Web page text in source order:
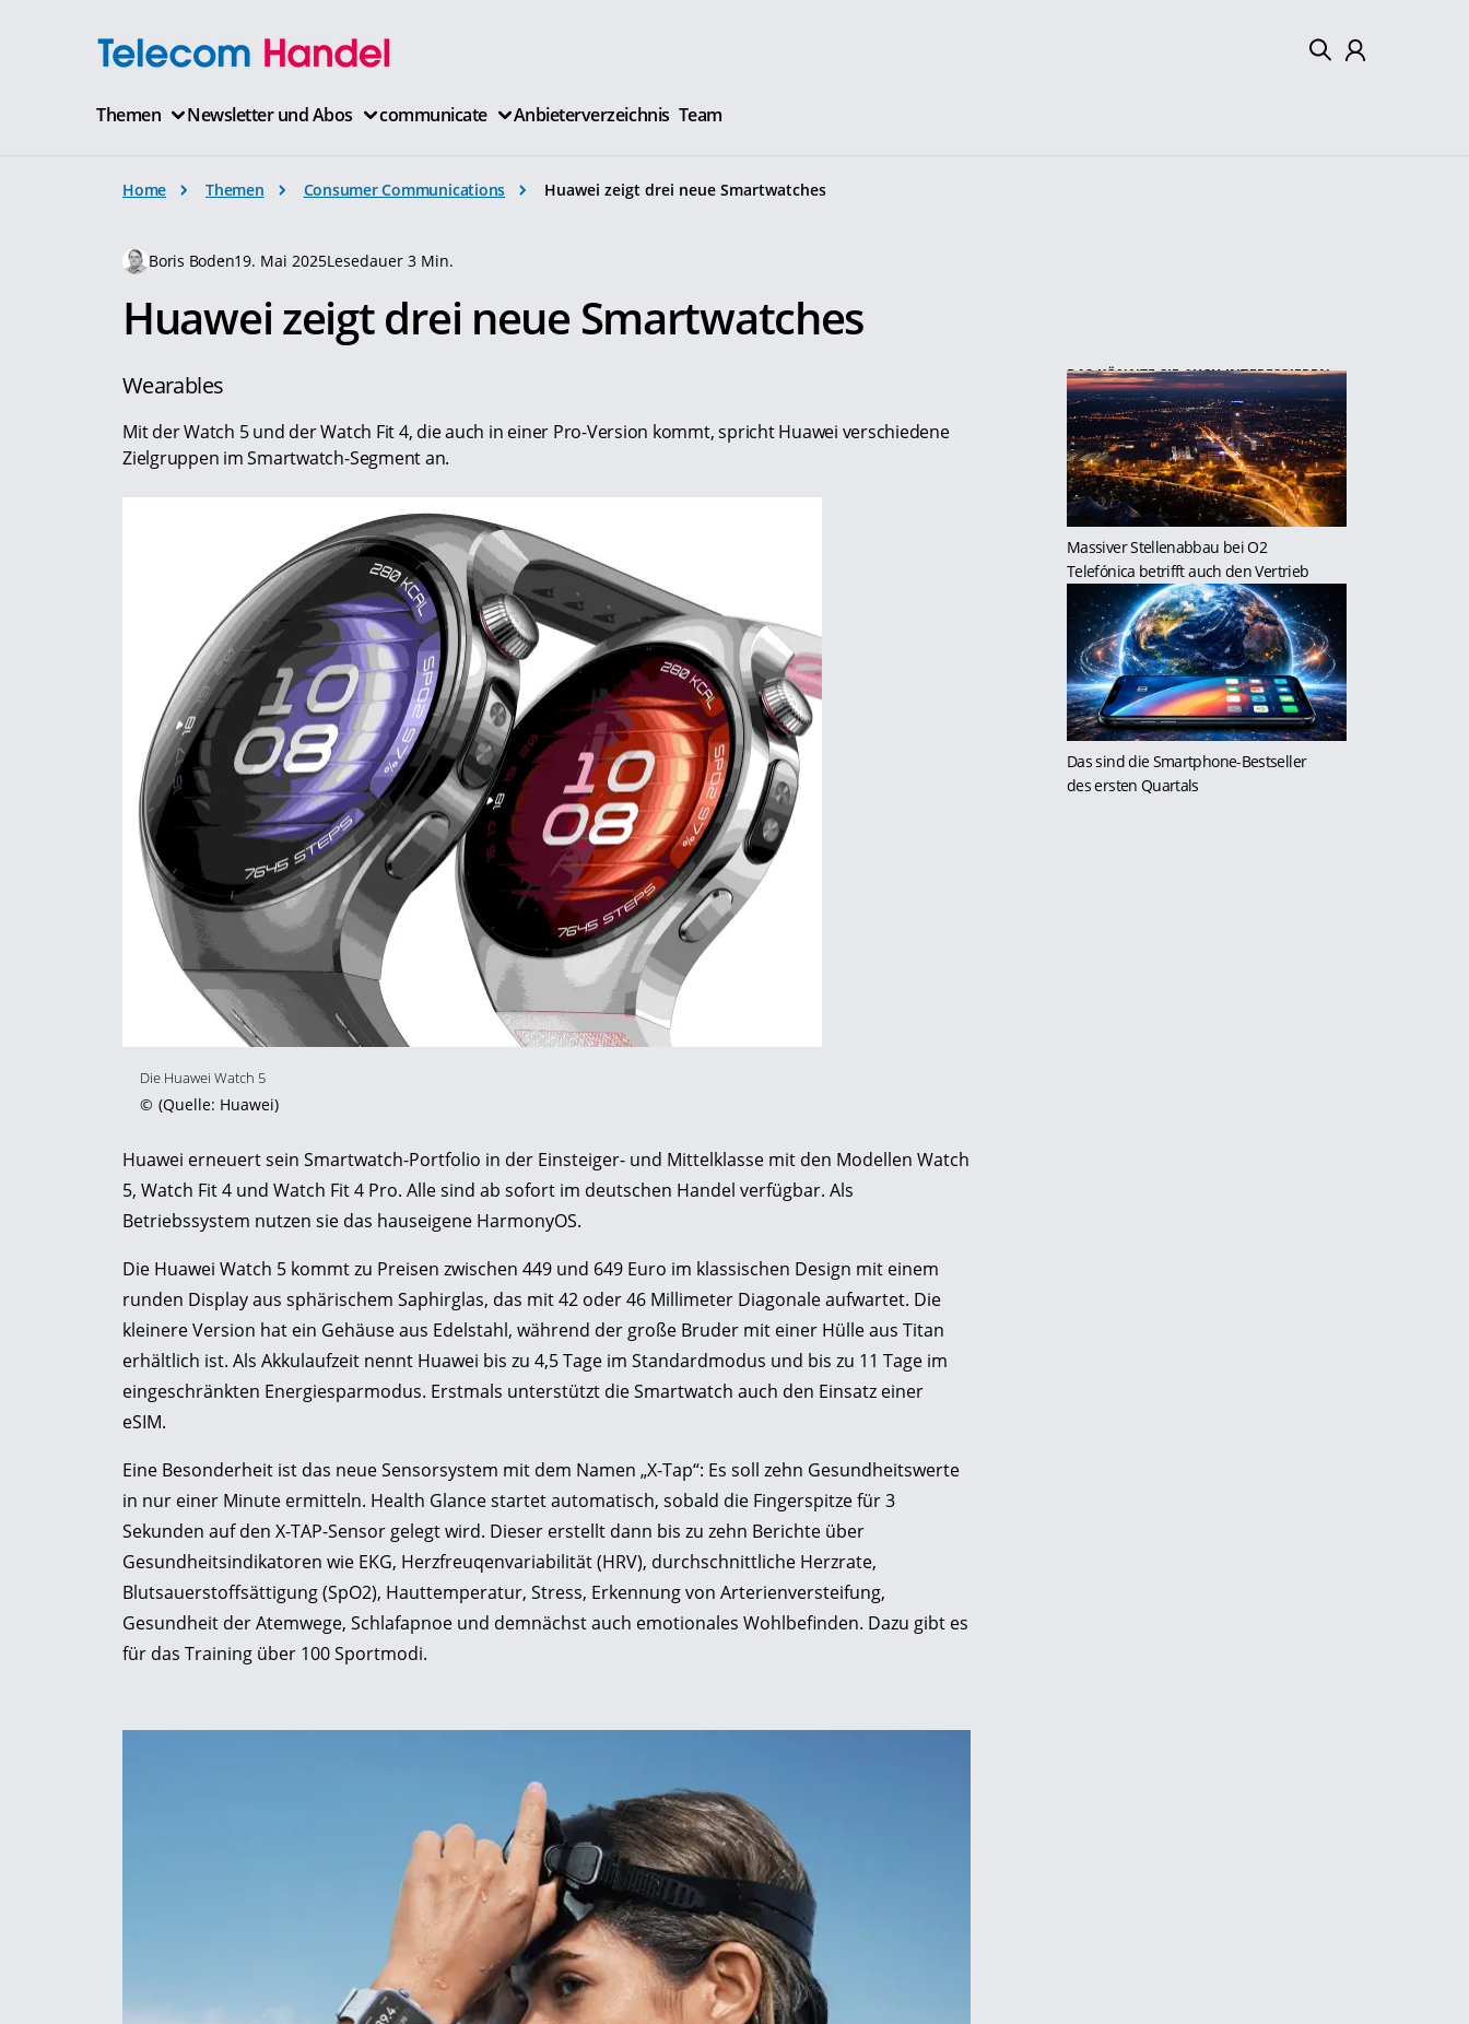
Themen Newsletter und Abos communicate Anbieterverzeichnis Team
Home Themen Consumer Communications Huawei zeigt drei neue Smartwatches
Boris Boden19. Mai 2025Lesedauer 3 Min.
Huawei zeigt drei neue Smartwatches
Wearables
Mit der Watch 5 und der Watch Fit 4, die auch in einer Pro-Version kommt, spricht Huawei verschiedene
Zielgruppen im Smartwatch-Segment an.
Die Huawei Watch 5
© (Quelle: Huawei)
Huawei erneuert sein Smartwatch-Portfolio in der Einsteiger- und Mittelklasse mit den Modellen Watch
5, Watch Fit 4 und Watch Fit 4 Pro. Alle sind ab sofort im deutschen Handel verfügbar. Als
Betriebssystem nutzen sie das hauseigene HarmonyOS.
Die Huawei Watch 5 kommt zu Preisen zwischen 449 und 649 Euro im klassischen Design mit einem
runden Display aus sphärischem Saphirglas, das mit 42 oder 46 Millimeter Diagonale aufwartet. Die
kleinere Version hat ein Gehäuse aus Edelstahl, während der große Bruder mit einer Hülle aus Titan
erhältlich ist. Als Akkulaufzeit nennt Huawei bis zu 4,5 Tage im Standardmodus und bis zu 11 Tage im
eingeschränkten Energiesparmodus. Erstmals unterstützt die Smartwatch auch den Einsatz einer
eSIM.
Eine Besonderheit ist das neue Sensorsystem mit dem Namen „X-Tap“: Es soll zehn Gesundheitswerte
in nur einer Minute ermitteln. Health Glance startet automatisch, sobald die Fingerspitze für 3
Sekunden auf den X-TAP-Sensor gelegt wird. Dieser erstellt dann bis zu zehn Berichte über
Gesundheitsindikatoren wie EKG, Herzfreuqenvariabilität (HRV), durchschnittliche Herzrate,
Blutsauerstoffsättigung (SpO2), Hauttemperatur, Stress, Erkennung von Arterienversteifung,
Gesundheit der Atemwege, Schlafapnoe und demnächst auch emotionales Wohlbefinden. Dazu gibt es
für das Training über 100 Sportmodi.
DAS KÖNNTE SIE AUCH INTERESSIEREN:
Massiver Stellenabbau bei O2
Telefónica betrifft auch den Vertrieb
Das sind die Smartphone-Bestseller
des ersten Quartals